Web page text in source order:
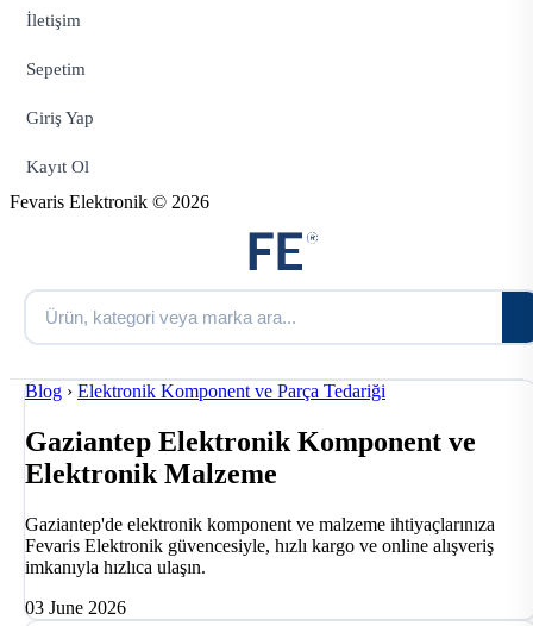
İletişim
Sepetim
Giriş Yap
Kayıt Ol
Fevaris Elektronik © 2026
Blog › Elektronik Komponent ve Parça Tedariği
Gaziantep Elektronik Komponent ve
Elektronik Malzeme
Gaziantep'de elektronik komponent ve malzeme ihtiyaçlarınıza
Fevaris Elektronik güvencesiyle, hızlı kargo ve online alışveriş
imkanıyla hızlıca ulaşın.
03 June 2026